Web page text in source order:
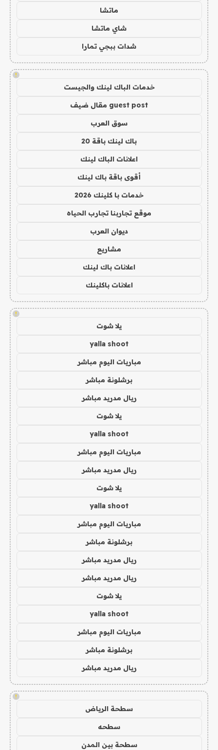
ماتشا
شاي ماتشا
شدات ببجي تمارا
!
خدمات الباك لينك والجيست
guest post مقال ضيف
سوق العرب
باك لينك باقة 20
اعلانات الباك لينك
أقوى باقة باك لينك
خدمات با كلينك 2026
موقع تجاربنا تجارب الحياه
ديوان العرب
مشاريع
اعلانات باك لينك
اعلانات باكلينك
!
يلا شوت
yalla shoot
مباريات اليوم مباشر
برشلونة مباشر
ريال مدريد مباشر
يلا شوت
yalla shoot
مباريات اليوم مباشر
ريال مدريد مباشر
يلا شوت
yalla shoot
مباريات اليوم مباشر
برشلونة مباشر
ريال مدريد مباشر
ريال مدريد مباشر
يلا شوت
yalla shoot
مباريات اليوم مباشر
برشلونة مباشر
ريال مدريد مباشر
!
سطحة الرياض
سطحه
سطحة بين المدن